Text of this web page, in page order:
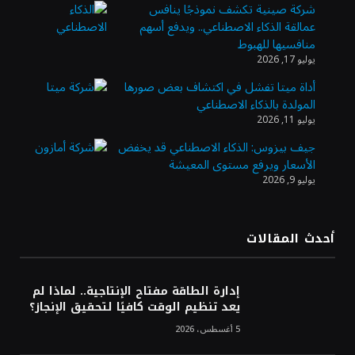
“السعودية للطاقة” تعلن نتائج النصف الأول من
2026
النفط يرتد 1% بعد موجة بيع.. وغموض حرب
أمريكا وإيران مستمر
شركة صينية تكشف نموذجًا ينافس
عمالقة الذكاء الاصطناعي.. ويدفع أسهم
منافسيها للهبوط
يوليو 17, 2026
أداة ميتا تفشل في اكتشاف بعض صورها
المولدة بالذكاء الاصطناعي
يوليو 11, 2026
جيف بيزوس: الذكاء الاصطناعي قد يخفض
الأسعار ويرفع مستوى المعيشة
يوليو 9, 2026
أحدث المقالات
إدارة الطاقة مفتاح الإنتاجية.. لماذا لم
يعد تنظيم الوقت كافيًا لتحقيق الإنجاز؟
5 أغسطس، 2026